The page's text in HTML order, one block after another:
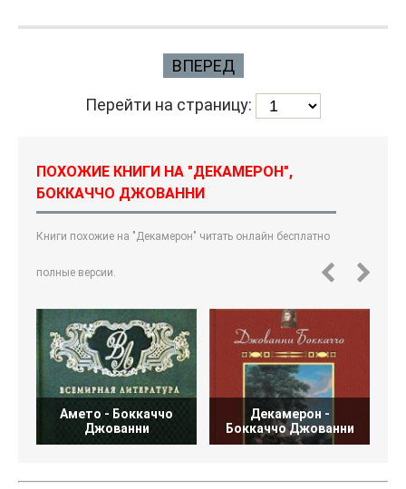
ВПЕРЕД
Перейти на страницу:
ПОХОЖИЕ КНИГИ НА "ДЕКАМЕРОН",
БОККАЧЧО ДЖОВАННИ
Книги похожие на "Декамерон" читать онлайн бесплатно
полные версии.
Амето - Боккаччо
Джованни
Декамерон -
Боккаччо Джованни